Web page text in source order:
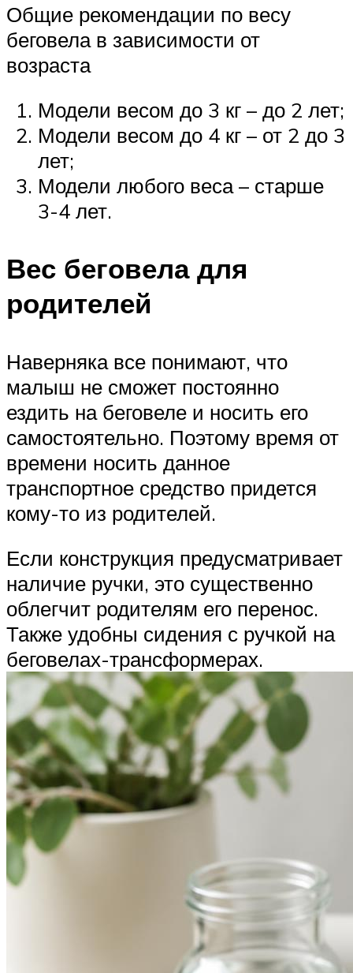
Общие рекомендации по весу
беговела в зависимости от
возраста
Модели весом до 3 кг – до 2 лет;
Модели весом до 4 кг – от 2 до 3
лет;
Модели любого веса – старше
3-4 лет.
Вес беговела для
родителей
Наверняка все понимают, что
малыш не сможет постоянно
ездить на беговеле и носить его
самостоятельно. Поэтому время от
времени носить данное
транспортное средство придется
кому-то из родителей.
Если конструкция предусматривает
наличие ручки, это существенно
облегчит родителям его перенос.
Также удобны сидения с ручкой на
беговелах-трансформерах.